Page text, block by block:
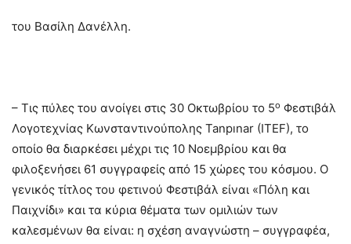
του Βασίλη Δανέλλη.
– Τις πύλες του ανοίγει στις 30 Οκτωβρίου το 5ο Φεστιβάλ
Λογοτεχνίας Κωνσταντινούπολης Tanpınar (ITEF), το
οποίο θα διαρκέσει μέχρι τις 10 Νοεμβρίου και θα
φιλοξενήσει 61 συγγραφείς από 15 χώρες του κόσμου. Ο
γενικός τίτλος του φετινού Φεστιβάλ είναι «Πόλη και
Παιχνίδι» και τα κύρια θέματα των ομιλιών των
καλεσμένων θα είναι: η σχέση αναγνώστη – συγγραφέα,